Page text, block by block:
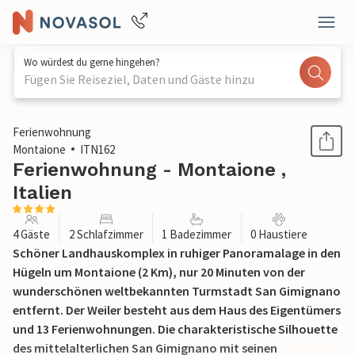
Wo würdest du gerne hingehen?
Fügen Sie Reiseziel, Daten und Gäste hinzu
1 / 25
Ferienwohnung
Montaione
ITN162
Ferienwohnung - Montaione ,
Italien
4 Gäste 2 Schlafzimmer 1 Badezimmer 0 Haustiere
Schöner Landhauskomplex in ruhiger Panoramalage in den
Hügeln um Montaione (2 Km), nur 20 Minuten von der
wunderschönen weltbekannten Turmstadt San Gimignano
entfernt. Der Weiler besteht aus dem Haus des Eigentümers
und 13 Ferienwohnungen. Die charakteristische Silhouette
des mittelalterlichen San Gimignano mit seinen